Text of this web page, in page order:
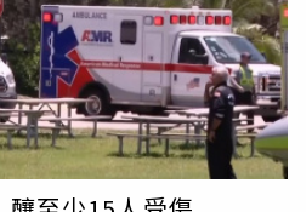
：「妳寧願去吞金魚，也不願
針對整型遭網友酸「整得像
S霸氣力挺：「彩樺姐妳真的很
就能怎樣！」王俐人重現吹髮。
路影片掀起「激凸」熱議的王俐
。小S一見面便力挺：「我也是
家看到激凸要大驚小怪？」王